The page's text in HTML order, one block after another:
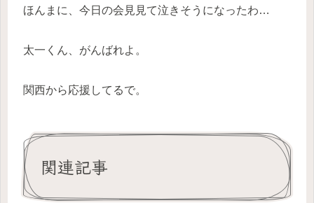
ほんまに、今日の会見見て泣きそうになったわ…
太一くん、がんばれよ。
関西から応援してるで。
関連記事